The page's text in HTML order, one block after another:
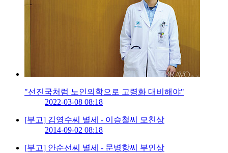
"선진국처럼 노인의학으로 고령화 대비해야"
2022-03-08 08:18
[부고] 김영수씨 별세 - 이승철씨 모친상
2014-09-02 08:18
[부고] 안순선씨 별세 - 문병항씨 부인상